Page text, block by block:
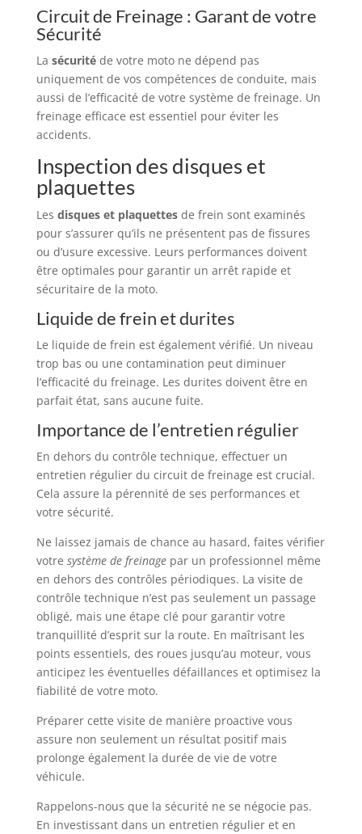
Circuit de Freinage : Garant de votre
Sécurité
La sécuritéde votre moto ne dépend pas
uniquement de vos compétences de conduite, mais
aussi de l’efficacité de votre système de freinage. Un
freinage efficace est essentiel pour éviter les
accidents.
Inspection des disques et
plaquettes
Les disques et plaquettesde frein sont examinés
pour s’assurer qu’ils ne présentent pas de fissures
ou d’usure excessive. Leurs performances doivent
être optimales pour garantir un arrêt rapide et
sécuritaire de la moto.
Liquide de frein et durites
Le liquide de frein est également vérifié. Un niveau
trop bas ou une contamination peut diminuer
l’efficacité du freinage. Les durites doivent être en
parfait état, sans aucune fuite.
Importance de l’entretien régulier
En dehors du contrôle technique, effectuer un
entretien régulier du circuit de freinage est crucial.
Cela assure la pérennité de ses performances et
votre sécurité.
Ne laissez jamais de chance au hasard, faites vérifier
votre système de freinagepar un professionnel même
en dehors des contrôles périodiques. La visite de
contrôle technique n’est pas seulement un passage
obligé, mais une étape clé pour garantir votre
tranquillité d’esprit sur la route. En maîtrisant les
points essentiels, des roues jusqu’au moteur, vous
anticipez les éventuelles défaillances et optimisez la
fiabilité de votre moto.
Préparer cette visite de manière proactive vous
assure non seulement un résultat positif mais
prolonge également la durée de vie de votre
véhicule.
Rappelons-nous que la sécurité ne se négocie pas.
En investissant dans un entretien régulier et en